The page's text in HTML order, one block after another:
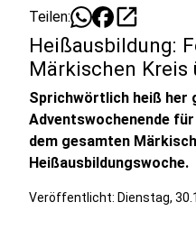
Teilen: open_in_new
Heißausbildung:
Märkischen
Sprichwörtlich heiß her
Adventswochenende
dem gesamten
Heißausbildungswoche.
Veröffentlicht: Dienstag,